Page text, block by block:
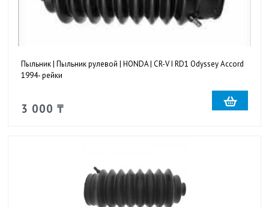
Пыльник | Пыльник рулевой | HONDA | CR-V I RD1 Odyssey Accord
1994- рейки
3 000 ₸